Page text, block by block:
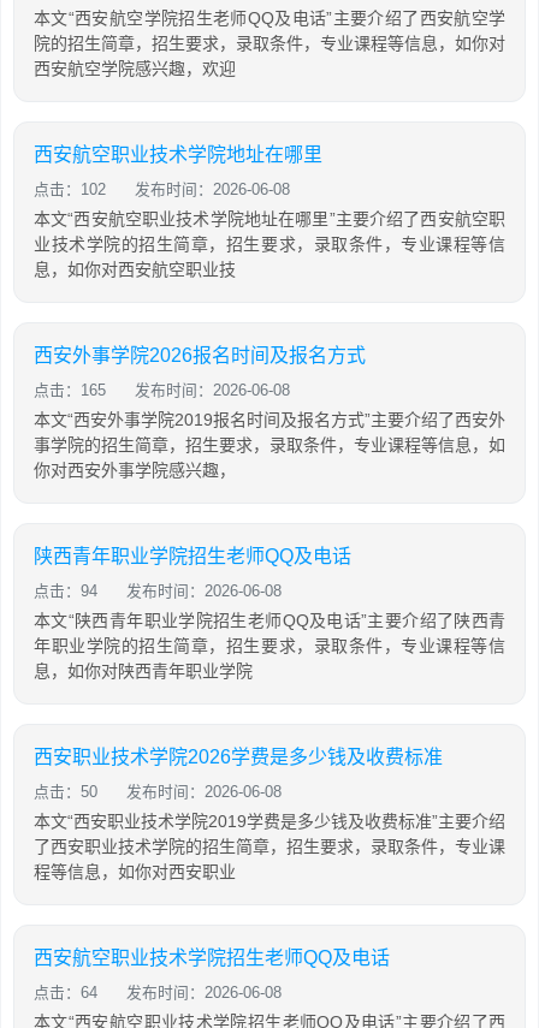
本文“西安航空学院招生老师QQ及电话”主要介绍了西安航空学
院的招生简章，招生要求，录取条件，专业课程等信息，如你对
西安航空学院感兴趣，欢迎
西安航空职业技术学院地址在哪里
点击：102 发布时间：2026-06-08
本文“西安航空职业技术学院地址在哪里”主要介绍了西安航空职
业技术学院的招生简章，招生要求，录取条件，专业课程等信
息，如你对西安航空职业技
西安外事学院2026报名时间及报名方式
点击：165 发布时间：2026-06-08
本文“西安外事学院2019报名时间及报名方式”主要介绍了西安外
事学院的招生简章，招生要求，录取条件，专业课程等信息，如
你对西安外事学院感兴趣，
陕西青年职业学院招生老师QQ及电话
点击：94 发布时间：2026-06-08
本文“陕西青年职业学院招生老师QQ及电话”主要介绍了陕西青
年职业学院的招生简章，招生要求，录取条件，专业课程等信
息，如你对陕西青年职业学院
西安职业技术学院2026学费是多少钱及收费标准
点击：50 发布时间：2026-06-08
本文“西安职业技术学院2019学费是多少钱及收费标准”主要介绍
了西安职业技术学院的招生简章，招生要求，录取条件，专业课
程等信息，如你对西安职业
西安航空职业技术学院招生老师QQ及电话
点击：64 发布时间：2026-06-08
本文“西安航空职业技术学院招生老师QQ及电话”主要介绍了西